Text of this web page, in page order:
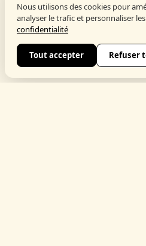
Nous utilisons des cookies pour
analyser le trafic et personnaliser
confidentialité
Tout accepter Refuser